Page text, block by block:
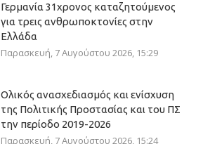
Γερμανία 31χρονος καταζητούμενος
για τρεις ανθρωποκτονίες στην
Ελλάδα
Παρασκευή, 7 Αυγούστου 2026, 15:29
Ολικός ανασχεδιασμός και ενίσχυση
της Πολιτικής Προστασίας και του ΠΣ
την περίοδο 2019-2026
Παρασκευή, 7 Αυγούστου 2026, 15:24